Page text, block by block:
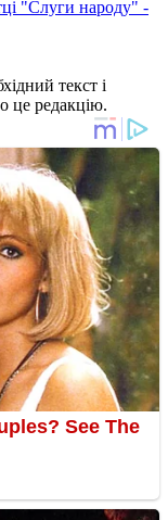
"Слуги народу" -
текст і
це редакцію.